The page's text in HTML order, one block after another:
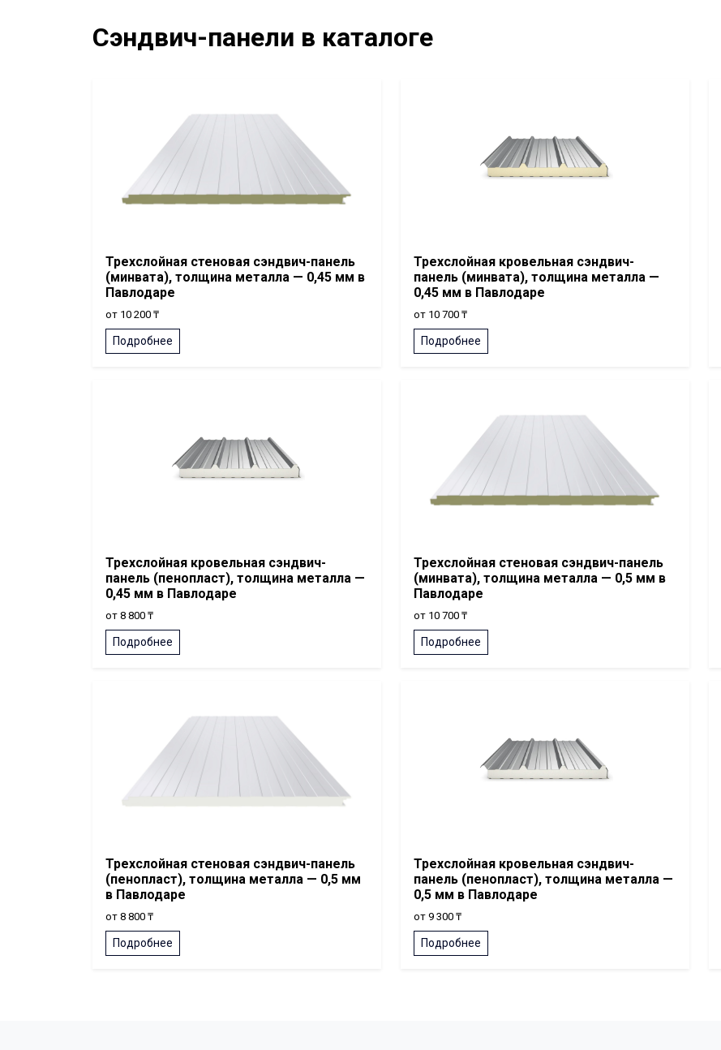
Сэндвич-панели в каталоге
Трехслойная стеновая сэндвич-панель
(минвата), толщина металла — 0,45 мм в
Павлодаре
от 10 200 ₸
Подробнее
Трехслойная кровельная сэндвич-
панель (минвата), толщина металла —
0,45 мм в Павлодаре
от 10 700 ₸
Подробнее
Трехслойная кровельная сэндвич-
панель (пенопласт), толщина металла —
0,45 мм в Павлодаре
от 8 800 ₸
Подробнее
Трехслойная стеновая сэндвич-панель
(минвата), толщина металла — 0,5 мм в
Павлодаре
от 10 700 ₸
Подробнее
Трехслойная стеновая сэндвич-панель
(пенопласт), толщина металла — 0,5 мм
в Павлодаре
от 8 800 ₸
Подробнее
Трехслойная кровельная сэндвич-
панель (пенопласт), толщина металла —
0,5 мм в Павлодаре
от 9 300 ₸
Подробнее